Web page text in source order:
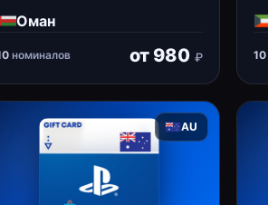
Оман
номиналов от 980 ₽ 10
AU